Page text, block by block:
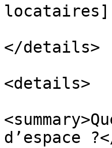
</details>
<details>
d’espace